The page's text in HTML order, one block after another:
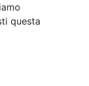
questa